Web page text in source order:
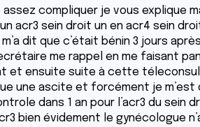
compliquer je vous explique
acr3 sein droit un en acr4 sein
dit que c’était bénin 3 jours
me rappel en me faisant
et ensuite suite à cette
une ascite et forcément je
dans 1 an pour l’acr3 du sein
bien évidement le gynécologue